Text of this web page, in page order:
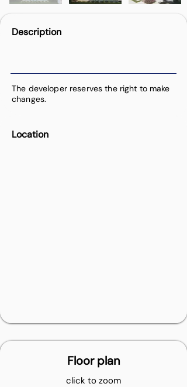
Description
The developer reserves the right to make
changes.
Location
Floor plan
click to zoom